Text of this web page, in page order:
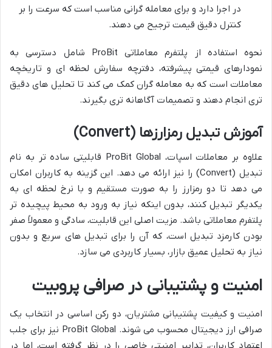
در اجرا دارد و برای معامله گرانی مناسب است که سرعت را بر
کنترل دقیق قیمت ترجیح می دهند.
نحوه استفاده از پلتفرم معاملاتی ProBit شامل دسترسی به
نمودارهای قیمتی پیشرفته، دفترچه سفارش لحظه ای و تاریخچه
معاملات است که به معامله گران کمک می کند تا تحلیل های دقیق
تری انجام دهند و تصمیمات آگاهانه تری بگیرند.
آموزش تبدیل رمزارزها (Convert)
علاوه بر معاملات اسپات، ProBit Global قابلیتی ساده تر به نام
تبدیل (Convert) را نیز ارائه می دهد. این گزینه به کاربران امکان
می دهد تا دو رمزارز را به صورت مستقیم و با نرخ لحظه ای به
یکدیگر تبدیل کنند، بدون اینکه نیاز به ورود به محیط پیچیده تر
پلتفرم معاملاتی باشد. مزیت اصلی این قابلیت، سادگی و معمولاً صفر
بودن کارمزد تبدیل است، که آن را برای تبدیل های سریع و بدون
نیاز به تحلیل عمیق بازار، بسیار کاربردی می سازد.
امنیت و پشتیبانی در صرافی پروبیت
امنیت و کیفیت پشتیبانی مشتریان، دو رکن اساسی در انتخاب یک
صرافی ارز دیجیتال محسوب می شوند. ProBit Global نیز برای جلب
اعتماد کاربران، تدابیر امنیتی خاصی را در نظر گرفته است، اما در